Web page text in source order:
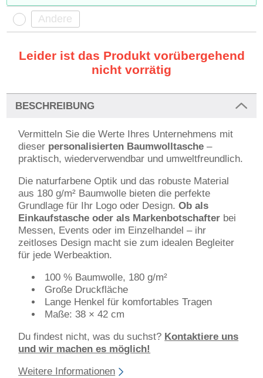
Leider ist das Produkt vorübergehend
nicht vorrätig
BESCHREIBUNG
Vermitteln Sie die Werte Ihres Unternehmens mit
dieser personalisierten Baumwolltasche –
praktisch, wiederverwendbar und umweltfreundlich.
Die naturfarbene Optik und das robuste Material
aus 180 g/m² Baumwolle bieten die perfekte
Grundlage für Ihr Logo oder Design. Ob als
Einkaufstasche oder als Markenbotschafter bei
Messen, Events oder im Einzelhandel – ihr
zeitloses Design macht sie zum idealen Begleiter
für jede Werbeaktion.
100 % Baumwolle, 180 g/m²
Große Druckfläche
Lange Henkel für komfortables Tragen
Maße: 38 × 42 cm
Du findest nicht, was du suchst? Kontaktiere uns
und wir machen es möglich!
Weitere Informationen